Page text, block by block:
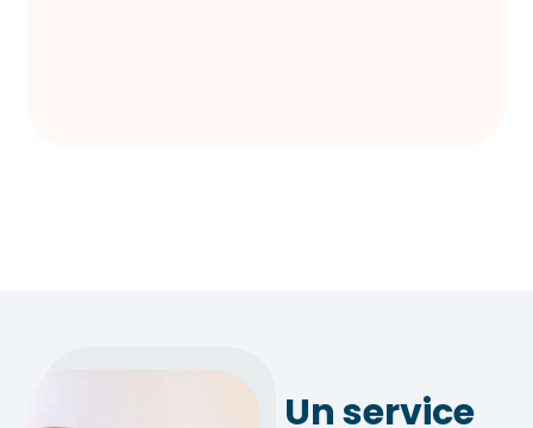
Un service